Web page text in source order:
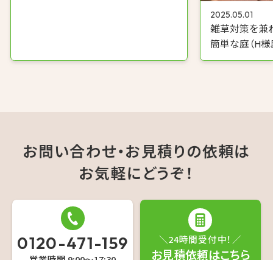
2025.05.01
雑草対策を兼
簡単な庭（H様
お問い合わせ・お見積りの依頼は
お気軽にどうぞ！
0120-471-159 ＼24時間受付中！／
お見積依頼はこちら